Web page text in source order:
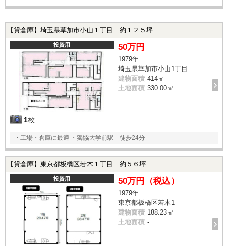
【貸倉庫】埼玉県草加市小山１丁目 約１２５坪
投資用
1枚
50万円
1979年
埼玉県草加市小山1丁目
建物面積 414㎡
土地面積 330.00㎡
・工場・倉庫に最適 ・獨協大学前駅 徒歩24分
【貸倉庫】東京都板橋区若木１丁目 約５６坪
投資用 50万円（税込）
1979年
東京都板橋区若木1
建物面積 188.23㎡
土地面積 -